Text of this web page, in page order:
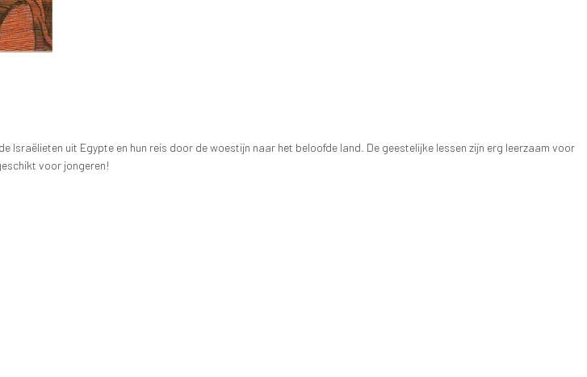
Israëlieten uit Egypte en hun reis door de woestijn naar het beloofde land. De geestelijke lessen zijn erg leerzaam voor
voor jongeren!